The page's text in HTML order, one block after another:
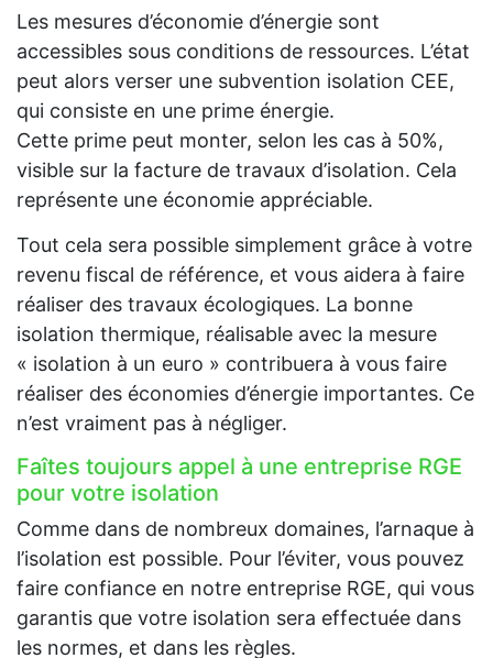
Les mesures d’économie d’énergie sont
accessibles sous conditions de ressources. L’état
peut alors verser une subvention isolation CEE,
qui consiste en une prime énergie.
Cette prime peut monter, selon les cas à 50%,
visible sur la facture de travaux d’isolation. Cela
représente une économie appréciable.
Tout cela sera possible simplement grâce à votre
revenu fiscal de référence, et vous aidera à faire
réaliser des travaux écologiques. La bonne
isolation thermique, réalisable avec la mesure
« isolation à un euro » contribuera à vous faire
réaliser des économies d’énergie importantes. Ce
n’est vraiment pas à négliger.
Faîtes toujours appel à une entreprise RGE
pour votre isolation
Comme dans de nombreux domaines, l’arnaque à
l’isolation est possible. Pour l’éviter, vous pouvez
faire confiance en notre entreprise RGE, qui vous
garantis que votre isolation sera effectuée dans
les normes, et dans les règles.